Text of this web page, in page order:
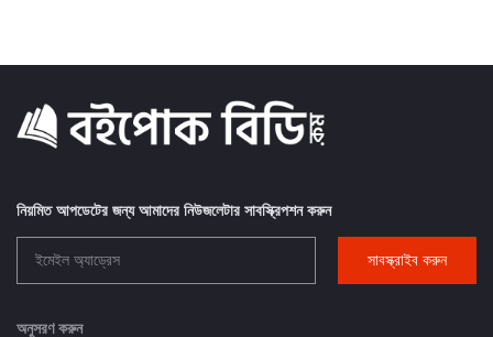
নিয়মিত আপডেটের জন্য আমাদের নিউজলেটার সাবস্ক্রিপশন করুন
সাবস্ক্রাইব করুন
অনুসরণ করুন